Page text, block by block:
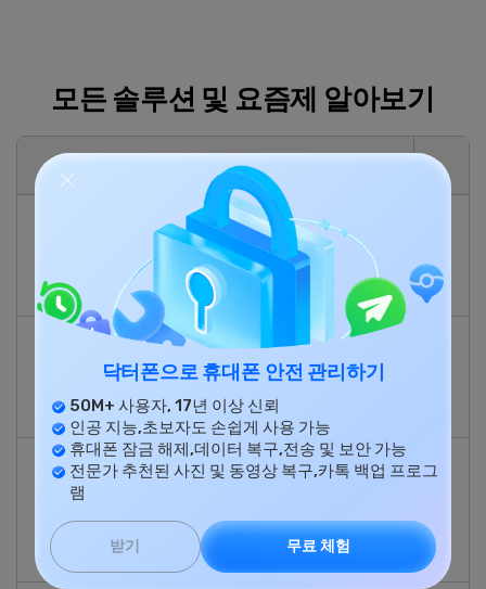
닥터폰으로 휴대폰 안전 관리하기
50M+ 사용자, 17년 이상 신뢰
인공 지능,초보자도 손쉽게 사용 가능
휴대폰 잠금 해제,데이터 복구,전송 및 보안 가능
전문가 추천된 사진 및 동영상 복구,카톡 백업 프로그
램
받기 무료 체험
모든 솔루션 및 요즘제 알아보기
기능
iOS & Android
연락처, SMS, 사진, 음악, 동영상 등을
iOS/Android와 PC/iTunes 간에 전송
할 수 있습니다.
휴대폰 백
iOS & Android
iOS 또는 Android 장치의 데이터를
치에 복원하세요.
화면 미러
링
iOS & Android
폰과 PC 간에 파일을 쉽게 끌어다 놓
을 수 있습니다.